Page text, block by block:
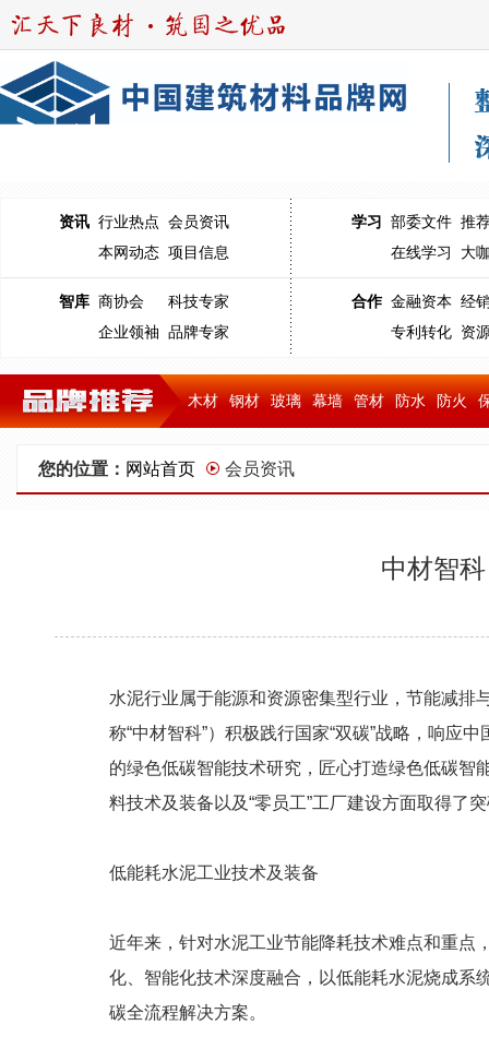
资讯 行业热点 会员资讯
本网动态 项目信息
学习 部委文件 推
在线学习
大
智库 商协会
科技专家
企业领袖 品牌专家
合作 金融资本 经
专利转化 资
木材 钢材 玻璃 幕墙 管材 防水 防火
您的位置： 网站首页 会员资讯
中材智
水泥行业属于能源和资源密集型行业，节能减排
称“中材智科”）积极践行国家“双碳”战略，响应
的绿色低碳智能技术研究，匠心打造绿色低碳智
料技术及装备以及“零员工”工厂建设方面取得了
低能耗水泥工业技术及装备
近年来，针对水泥工业节能降耗技术难点和重点
化、智能化技术深度融合，以低能耗水泥烧成系
碳全流程解决方案。